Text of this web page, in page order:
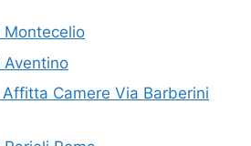
Montecelio
Aventino
Camere Via Barberini